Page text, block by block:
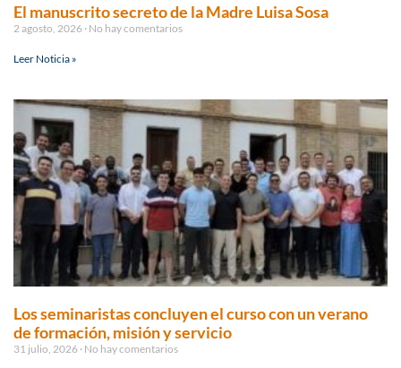
El manuscrito secreto de la Madre Luisa Sosa
2 agosto, 2026 No hay comentarios
Leer Noticia »
Los seminaristas concluyen el curso con un verano
de formación, misión y servicio
31 julio, 2026 No hay comentarios